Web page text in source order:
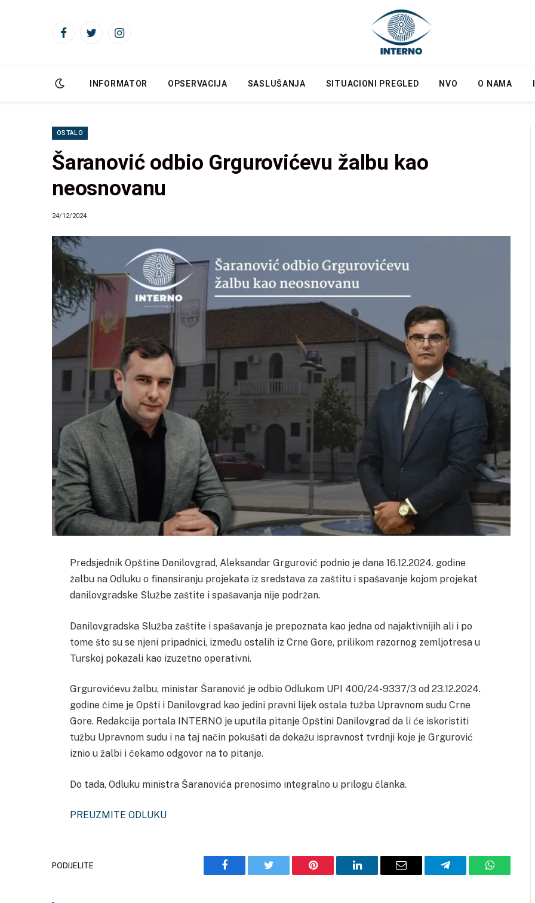
FacebookTwitterInstagram
INFORMATOR OPSERVACIJA SASLUŠANJA SITUACIONI PREGLED NVO O NAMA
OSTALO
Šaranović odbio Grgurovićevu žalbu kao
neosnovanu
24/12/2024
Predsjednik Opštine Danilovgrad, Aleksandar Grgurović podnio je dana 16.12.2024. godine
žalbu na Odluku o finansiranju projekata iz sredstava za zaštitu i spašavanje kojom projekat
danilovgradske Službe zaštite i spašavanja nije podržan.
Danilovgradska Služba zaštite i spašavanja je prepoznata kao jedna od najaktivnijih ali i po
tome što su se njeni pripadnici, između ostalih iz Crne Gore, prilikom razornog zemljotresa u
Turskoj pokazali kao izuzetno operativni.
Grgurovićevu žalbu, ministar Šaranović je odbio Odlukom UPI 400/24-9337/3 od 23.12.2024.
godine čime je Opšti i Danilovgrad kao jedini pravni lijek ostala tužba Upravnom sudu Crne
Gore. Redakcija portala INTERNO je uputila pitanje Opštini Danilovgrad da li će iskoristiti
tužbu Upravnom sudu i na taj način pokušati da dokažu ispravnost tvrdnji koje je Grgurović
iznio u žalbi i čekamo odgovor na to pitanje.
Do tada, Odluku ministra Šaranovića prenosimo integralno u prilogu članka.
PREUZMITE ODLUKU
PODIJELITE
Facebook Twitter Pinterest LinkedIn Email Telegram WhatsApp